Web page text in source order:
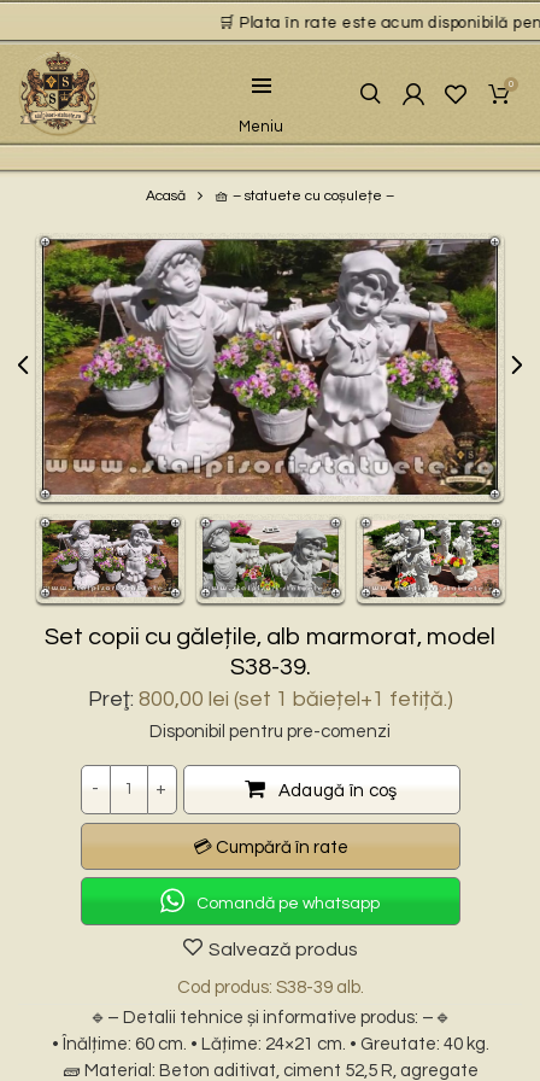
🛒 Plata în rate este acum disponibilă
Meniu
0
Acasă 🧺 – statuete cu coșulețe –
Set copii cu gălețile, alb marmorat, model
S38-39.
Preţ: 800,00 lei (set 1 băiețel+1 fetiță.)
Disponibil pentru pre-comenzi
Adaugă în coş
Comandă pe whatsapp
Salvează produs
Cod produs: S38-39 alb.
🔹– Detalii tehnice și informative produs: –🔹
• Înălțime: 60 cm. • Lățime: 24×21 cm. • Greutate: 40 kg.
🧱 Material: Beton aditivat, ciment 52,5 R, agregate